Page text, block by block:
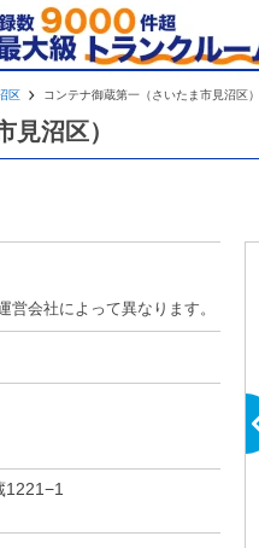
区 コンテナ御蔵第一（さいたま市見沼区）
見沼区）
会社によって異なります。
1221−1